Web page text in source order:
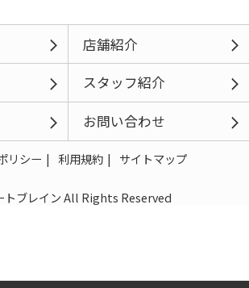
店舗紹介
スタッフ紹介
お問い合わせ
リシー 利用規約 サイトマップ
トブレイン All Rights Reserved